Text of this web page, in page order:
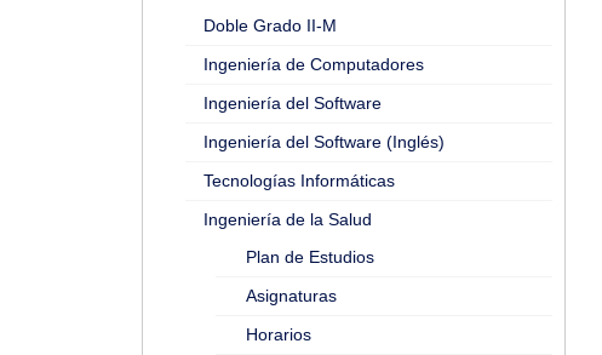
Doble Grado II-M
Ingeniería de Computadores
Ingeniería del Software
Ingeniería del Software (Inglés)
Tecnologías Informáticas
Ingeniería de la Salud
Plan de Estudios
Asignaturas
Horarios